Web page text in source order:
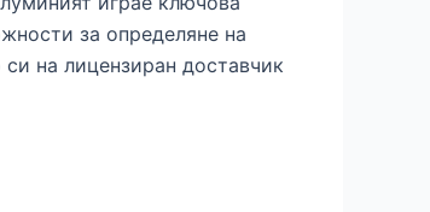
за определяне на
на лицензиран доставчик